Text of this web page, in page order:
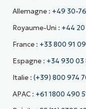
Allemagne : +49 30-
Royaume-Uni : +44 20
France : +33 800 91
Espagne : +34 930 03
Italie : (+39) 800 974
APAC : +61 1800 490